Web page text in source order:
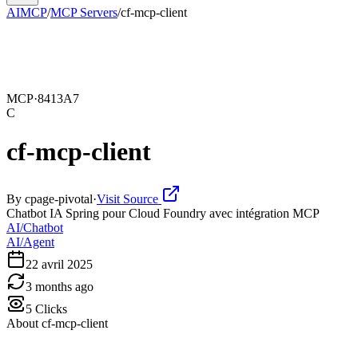
AIMCP/MCP Servers/cf-mcp-client
MCP·8413A7
C
cf-mcp-client
By cpage-pivotal·Visit Source
Chatbot IA Spring pour Cloud Foundry avec intégration MCP
AI/Chatbot
AI/Agent
22 avril 2025
3 months ago
5 Clicks
About cf-mcp-client